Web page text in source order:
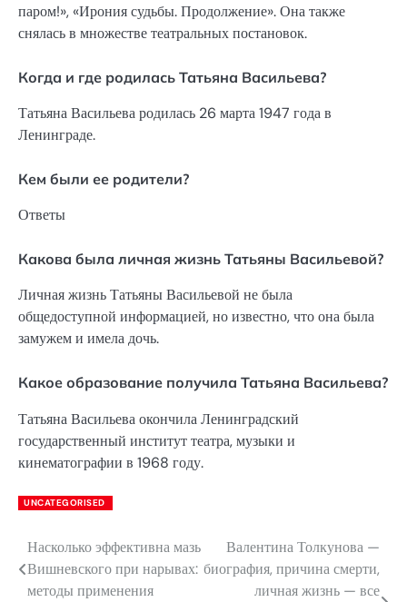
паром!», «Ирония судьбы. Продолжение». Она также
снялась в множестве театральных постановок.
Когда и где родилась Татьяна Васильева?
Татьяна Васильева родилась 26 марта 1947 года в
Ленинграде.
Кем были ее родители?
Ответы
Какова была личная жизнь Татьяны Васильевой?
Личная жизнь Татьяны Васильевой не была
общедоступной информацией, но известно, что она была
замужем и имела дочь.
Какое образование получила Татьяна Васильева?
Татьяна Васильева окончила Ленинградский
государственный институт театра, музыки и
кинематографии в 1968 году.
UNCATEGORISED
Навигация
по
Насколько эффективна мазь
Вишневского при нарывах:
методы применения
Валентина Толкунова —
биография, причина смерти,
личная жизнь — все